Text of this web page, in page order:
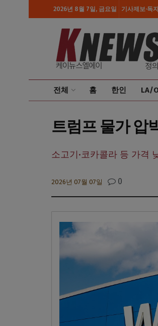
2026년 8월 7일, 금요일 기사제보·독
전체 홈 한인 LA/
트럼프 물가 압
소고기·코카콜라 등 가격
2026년 07월 07일 0